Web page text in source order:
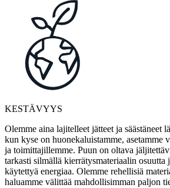
KESTÄVYYS
Olemme aina lajitelleet jätteet ja säästäneet
kun kyse on huonekaluistamme, asetamme
ja toimittajillemme. Puun on oltava
tarkasti silmällä kierrätysmateriaalin osuutta
käytettyä energiaa. Olemme rehellisiä
haluamme välittää mahdollisimman paljon